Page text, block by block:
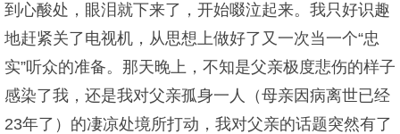
到心酸处，眼泪就下来了，开始啜泣起来。我只好识趣
地赶紧关了电视机，从思想上做好了又一次当一个“忠
实”听众的准备。那天晚上，不知是父亲极度悲伤的样子
感染了我，还是我对父亲孤身一人（母亲因病离世已经
23年了）的凄凉处境所打动，我对父亲的话题突然有了